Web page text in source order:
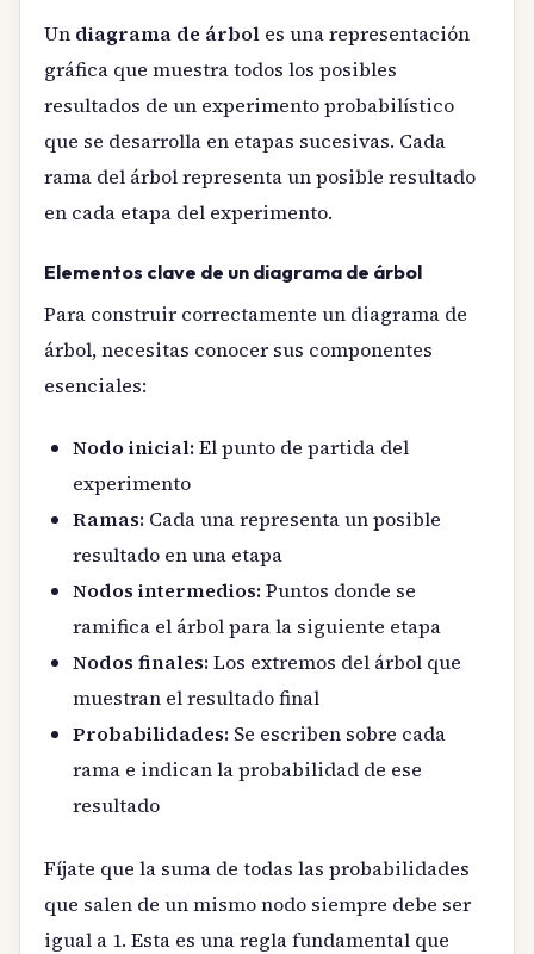
Un diagrama de árbol es una representación
gráfica que muestra todos los posibles
resultados de un experimento probabilístico
que se desarrolla en etapas sucesivas. Cada
rama del árbol representa un posible resultado
en cada etapa del experimento.
Elementos clave de un diagrama de árbol
Para construir correctamente un diagrama de
árbol, necesitas conocer sus componentes
esenciales:
Nodo inicial:El punto de partida del
experimento
Ramas: Cada una representa un posible
resultado en una etapa
Nodos intermedios:Puntos donde se
ramifica el árbol para la siguiente etapa
Nodos finales:Los extremos del árbol que
muestran el resultado final
Probabilidades: Se escriben sobre cada
rama e indican la probabilidad de ese
resultado
Fíjate que la suma de todas las probabilidades
que salen de un mismo nodo siempre debe ser
igual a 1. Esta es una regla fundamental que